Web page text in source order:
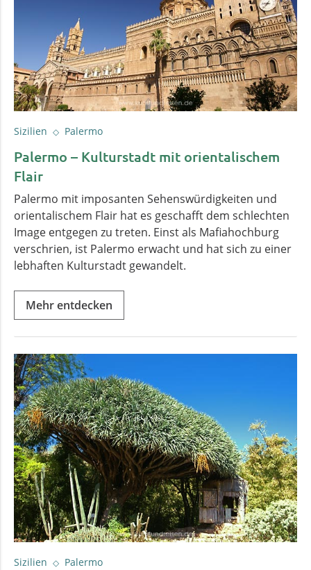
Sizilien Palermo
Palermo – Kulturstadt mit orientalischem
Flair
Palermo mit imposanten Sehenswürdigkeiten und
orientalischem Flair hat es geschafft dem schlechten
Image entgegen zu treten. Einst als Mafiahochburg
verschrien, ist Palermo erwacht und hat sich zu einer
lebhaften Kulturstadt gewandelt.
Mehr entdecken
Sizilien Palermo